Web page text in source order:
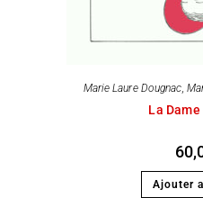
Marie Laure Dougnac
La
Ajouter